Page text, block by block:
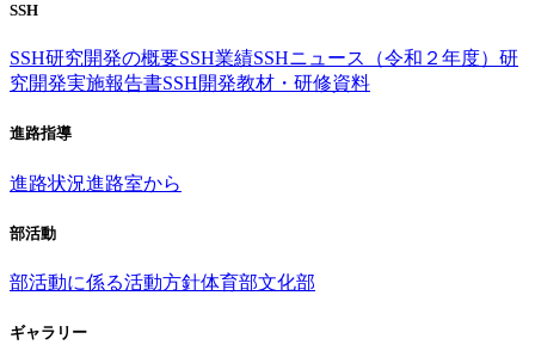
SSH
SSH研究開発の概要SSH業績SSHニュース（令和２年度） 研
究開発実施報告書SSH開発教材・研修資料
進路指導
進路状況進路室から
部活動
部活動に係る活動方針体育部文化部
ギャラリー